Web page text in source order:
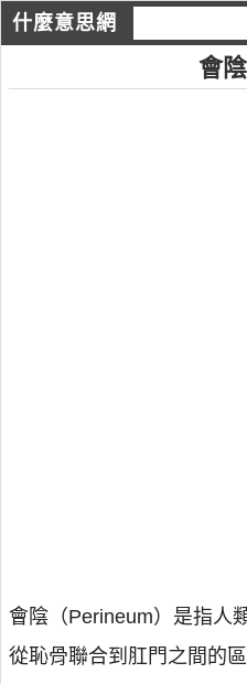
什麼意思網
會
會陰（Perineum）是指人
從恥骨聯合到肛門之間的